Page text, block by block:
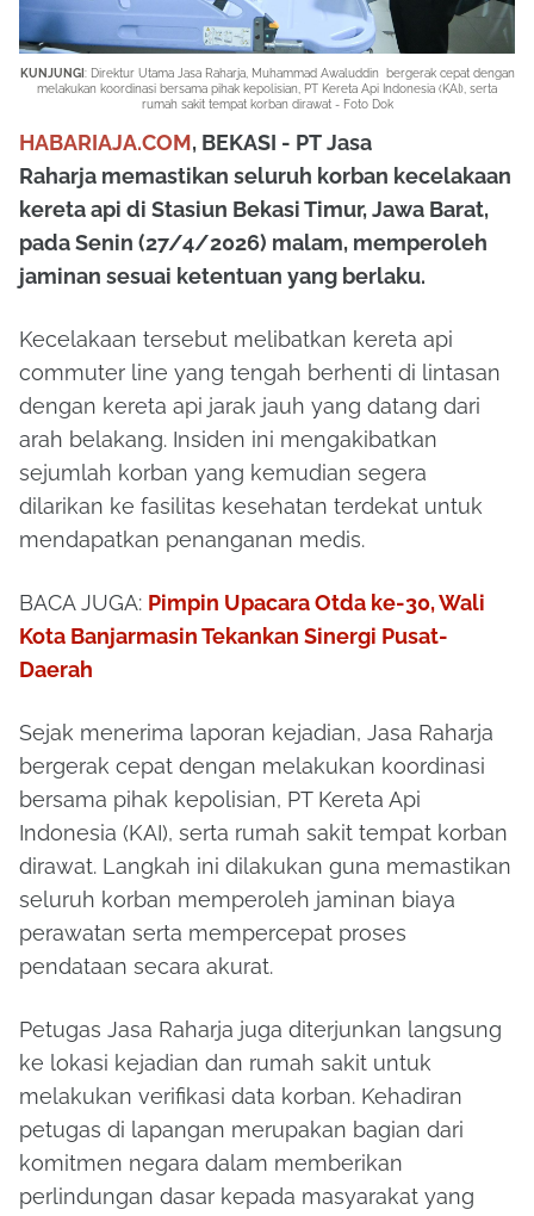
KUNJUNGI : Direktur Utama Jasa Raharja, Muhammad Awaluddin bergerak cepat dengan
melakukan koordinasi bersama pihak kepolisian, PT Kereta Api Indonesia (KAI), serta
rumah sakit tempat korban dirawat - Foto Dok
HABARIAJA.COM, BEKASI - PTJasa
Raharja memastikan seluruh korban kecelakaan
kereta api di Stasiun Bekasi Timur, Jawa Barat,
pada Senin (27/4/2026) malam, memperoleh
jaminan sesuai ketentuan yang berlaku.
Kecelakaan tersebut melibatkan kereta api
commuter line yang tengah berhenti di lintasan
dengan kereta api jarak jauh yang datang dari
arah belakang. Insiden ini mengakibatkan
sejumlah korban yang kemudian segera
dilarikan ke fasilitas kesehatan terdekat untuk
mendapatkan penanganan medis.
BACA JUGA: Pimpin Upacara Otda ke-30, Wali
Kota Banjarmasin Tekankan Sinergi Pusat-
Daerah
Sejak menerima laporan kejadian, Jasa Raharja
bergerak cepat dengan melakukan koordinasi
bersama pihak kepolisian, PT Kereta Api
Indonesia (KAI), serta rumah sakit tempat korban
dirawat. Langkah ini dilakukan guna memastikan
seluruh korban memperoleh jaminan biaya
perawatan serta mempercepat proses
pendataan secara akurat.
Petugas Jasa Raharja juga diterjunkan langsung
ke lokasi kejadian dan rumah sakit untuk
melakukan verifikasi data korban. Kehadiran
petugas di lapangan merupakan bagian dari
komitmen negara dalam memberikan
perlindungan dasar kepada masyarakat yang